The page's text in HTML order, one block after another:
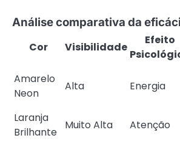
Análise comparativa da
Cor
Visibilidade
Efeito
Amarelo
Neon
Alta Energia
Laranja
Brilhante
Muito Alta Atenção